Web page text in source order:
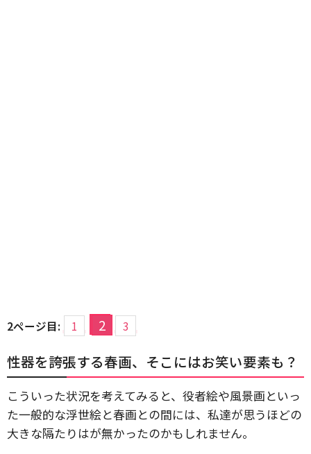
2ページ目: 1 2 3
性器を誇張する春画、そこにはお笑い要素も？
こういった状況を考えてみると、役者絵や風景画といっ
た一般的な浮世絵と春画との間には、私達が思うほどの
大きな隔たりはが無かったのかもしれません。